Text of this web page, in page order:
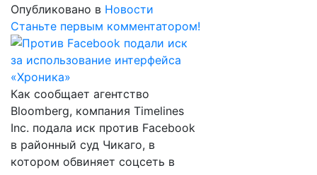
Опубликовано в Новости
Станьте первым комментатором!
Как сообщает агентство
Bloomberg, компания Timelines
Inc. подала иск против Facebook
в районный суд Чикаго, в
котором обвиняет соцсеть в